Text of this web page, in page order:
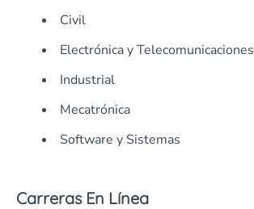
Civil
Electrónica y Telecomunicaciones
Industrial
Mecatrónica
Software y Sistemas
Carreras En Línea